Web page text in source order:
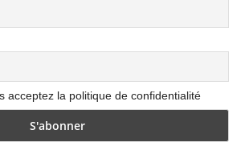
acceptez la politique de confidentialité